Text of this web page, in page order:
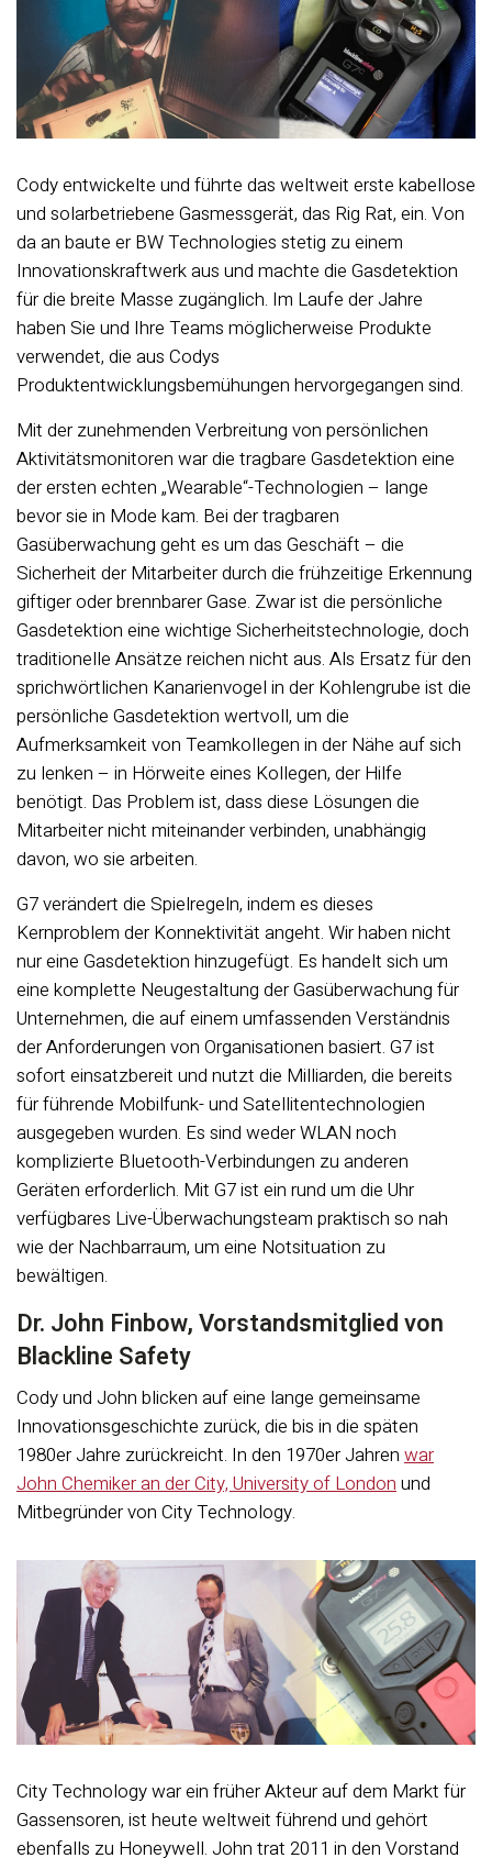
Cody entwickelte und führte das weltweit erste kabellose
und solarbetriebene Gasmessgerät, das Rig Rat, ein. Von
da an baute er BW Technologies stetig zu einem
Innovationskraftwerk aus und machte die Gasdetektion
für die breite Masse zugänglich. Im Laufe der Jahre
haben Sie und Ihre Teams möglicherweise Produkte
verwendet, die aus Codys
Produktentwicklungsbemühungen hervorgegangen sind.
Mit der zunehmenden Verbreitung von persönlichen
Aktivitätsmonitoren war die tragbare Gasdetektion eine
der ersten echten „Wearable“-Technologien – lange
bevor sie in Mode kam. Bei der tragbaren
Gasüberwachung geht es um das Geschäft – die
Sicherheit der Mitarbeiter durch die frühzeitige Erkennung
giftiger oder brennbarer Gase. Zwar ist die persönliche
Gasdetektion eine wichtige Sicherheitstechnologie, doch
traditionelle Ansätze reichen nicht aus. Als Ersatz für den
sprichwörtlichen Kanarienvogel in der Kohlengrube ist die
persönliche Gasdetektion wertvoll, um die
Aufmerksamkeit von Teamkollegen in der Nähe auf sich
zu lenken – in Hörweite eines Kollegen, der Hilfe
benötigt. Das Problem ist, dass diese Lösungen die
Mitarbeiter nicht miteinander verbinden, unabhängig
davon, wo sie arbeiten.
G7 verändert die Spielregeln, indem es dieses
Kernproblem der Konnektivität angeht. Wir haben nicht
nur eine Gasdetektion hinzugefügt. Es handelt sich um
eine komplette Neugestaltung der Gasüberwachung für
Unternehmen, die auf einem umfassenden Verständnis
der Anforderungen von Organisationen basiert. G7 ist
sofort einsatzbereit und nutzt die Milliarden, die bereits
für führende Mobilfunk- und Satellitentechnologien
ausgegeben wurden. Es sind weder WLAN noch
komplizierte Bluetooth-Verbindungen zu anderen
Geräten erforderlich. Mit G7 ist ein rund um die Uhr
verfügbares Live-Überwachungsteam praktisch so nah
wie der Nachbarraum, um eine Notsituation zu
bewältigen.
Dr. John Finbow, Vorstandsmitglied von
Blackline Safety
Cody und John blicken auf eine lange gemeinsame
Innovationsgeschichte zurück, die bis in die späten
1980er Jahre zurückreicht. In den 1970er Jahren war
John Chemiker an der City, University of London und
Mitbegründer von City Technology.
City Technology war ein früher Akteur auf dem Markt für
Gassensoren, ist heute weltweit führend und gehört
ebenfalls zu Honeywell. John trat 2011 in den Vorstand